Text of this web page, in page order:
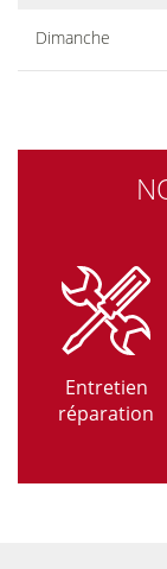
Dimanche
Entretien
réparation